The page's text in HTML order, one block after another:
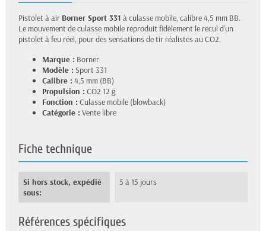
Pistolet à air Borner Sport 331 à culasse mobile, calibre 4,5 mm BB.
Le mouvement de culasse mobile reproduit fidèlement le recul d'un
pistolet à feu réel, pour des sensations de tir réalistes au CO2.
Marque : Borner
Modèle : Sport 331
Calibre : 4,5 mm (BB)
Propulsion : CO2 12 g
Fonction : Culasse mobile (blowback)
Catégorie : Vente libre
Fiche technique
Si hors stock, expédié
sous:
5 à 15 jours
Références spécifiques